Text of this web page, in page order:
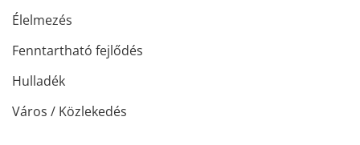
Élelmezés
Fenntartható fejlődés
Hulladék
Város / Közlekedés